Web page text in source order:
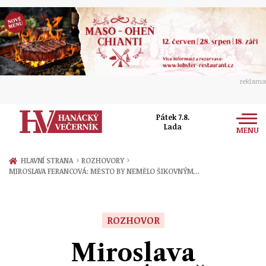
reklama
Pátek 7.8.
Lada
MENU
Zprávy
HLAVNÍ STRANA › ROZHOVORY ›
MIROSLAVA FERANCOVÁ: MĚSTO BY NEMĚLO ŠIKOVNÝM…
ROZHOVOR
Miroslava